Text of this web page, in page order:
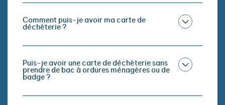
Comment puis-je avoir ma carte de
déchèterie ?
Puis-je avoir une carte de déchèterie sans
prendre de bac à ordures ménagères ou de
badge ?